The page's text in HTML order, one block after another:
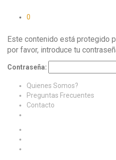
0
Este contenido está protegido
por favor, introduce tu
Contraseña:
Quienes Somos?
Preguntas Frecuentes
Contacto